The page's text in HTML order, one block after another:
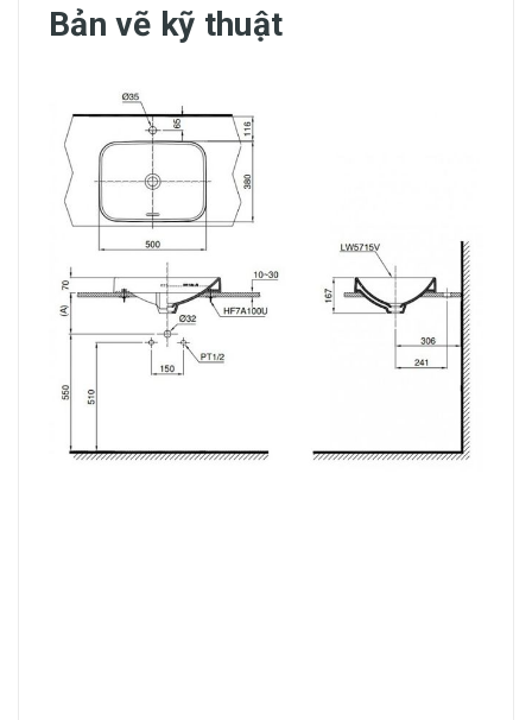
Bản vẽ kỹ thuật